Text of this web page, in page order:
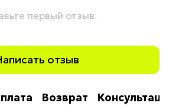
первый отзыв
отзыв
Возврат